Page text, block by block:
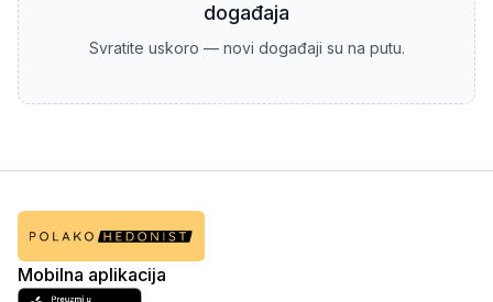
događaja
Svratite uskoro — novi događaji su na putu.
Mobilna aplikacija